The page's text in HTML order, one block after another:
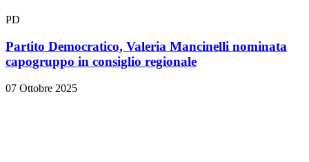
PD
Partito Democratico, Valeria Mancinelli nominata
capogruppo in consiglio regionale
07 Ottobre 2025